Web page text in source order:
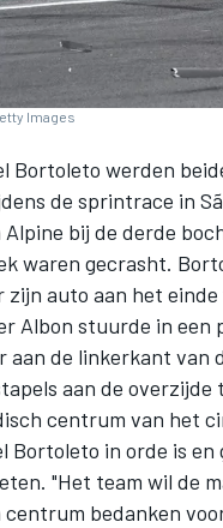
Images
Bortoleto werden
de sprintrace in
Alpine bij de derde
waren gecrasht.
zijn auto aan het
Albon stuurde in een
de linkerkant van
aan de
centrum van het
Bortoleto in orde is
"Het team wil de
bedanken